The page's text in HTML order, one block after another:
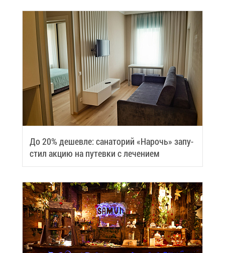
До 20% де­шев­ле: са­на­то­рий «На­рочь» за­пу­
стил ак­цию на пу­тев­ки с ле­че­ни­ем